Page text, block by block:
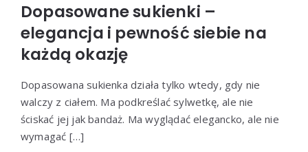
Dopasowane sukienki –
elegancja i pewność siebie na
każdą okazję
Dopasowana sukienka działa tylko wtedy, gdy nie
walczy z ciałem. Ma podkreślać sylwetkę, ale nie
ściskać jej jak bandaż. Ma wyglądać elegancko, ale nie
wymagać […]